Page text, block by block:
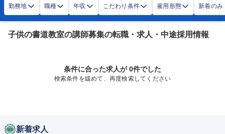
勤務地 職種 年収 こだわり条件 雇用形態 新着のみ
子供の書道教室の講師募集の転職・求人・中途採用情報
条件に合った求人が 0件でした
検索条件を緩めて、再度検索してください
新着求人